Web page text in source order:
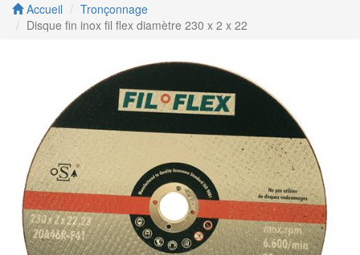
Accueil
Tronçonnage
Disque fin inox fil flex diamètre 230 x 2 x 22